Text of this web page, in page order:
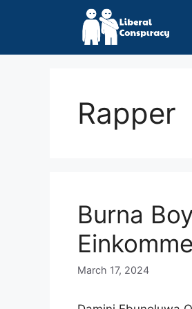
Rapper
Burna
March 17, 2024